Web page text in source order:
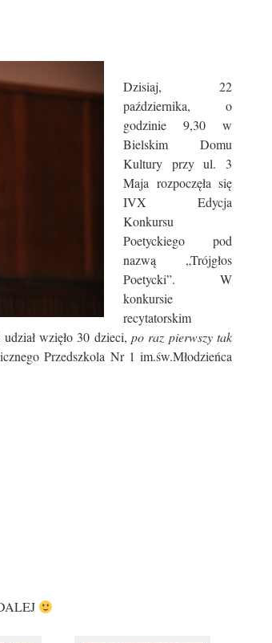
Dzisiaj, 22
października, o
godzinie 9,30 w
Bielskim Domu
Kultury przy ul. 3
Maja rozpoczęła się
IVX Edycja
Konkursu
Poetyckiego pod
nazwą „Trójgłos
Poetycki”. W
konkursie
recytatorskim
wzięło 30 dzieci, po raz pierwszy tak
Przedszkola Nr 1 im.św.Młodzieńca